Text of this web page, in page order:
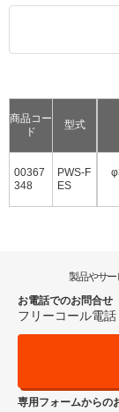
商品コー
ド
型式
00367
348
PWS-F
ES
製品やサ
お電話でのお問合せ
フリーコール電話
専用フォームからの